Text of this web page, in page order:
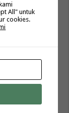
Batik
All" untuk
cookies.